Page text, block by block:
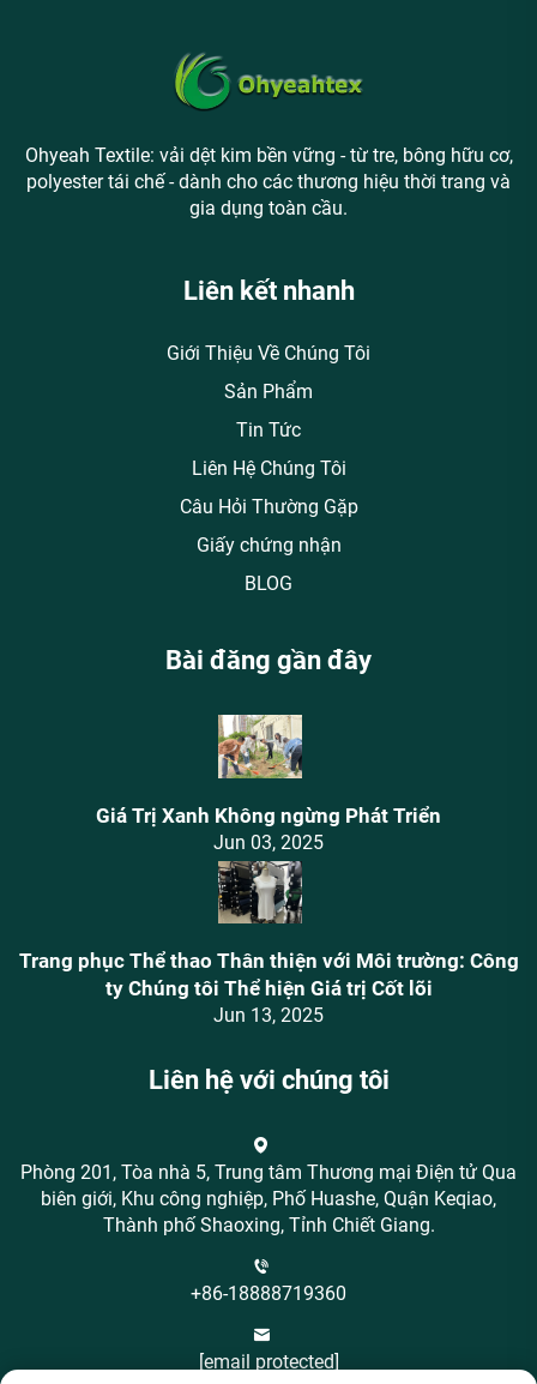
Ohyeah Textile: vải dệt kim bền vững - từ tre, bông hữu cơ,
polyester tái chế - dành cho các thương hiệu thời trang và
gia dụng toàn cầu.
Liên kết nhanh
Giới Thiệu Về Chúng Tôi
Sản Phẩm
Tin Tức
Liên Hệ Chúng Tôi
Câu Hỏi Thường Gặp
Giấy chứng nhận
BLOG
Bài đăng gần đây
Giá Trị Xanh Không ngừng Phát Triển
Jun 03, 2025
Trang phục Thể thao Thân thiện với Môi trường: Công
ty Chúng tôi Thể hiện Giá trị Cốt lõi
Jun 13, 2025
Liên hệ với chúng tôi
Phòng 201, Tòa nhà 5, Trung tâm Thương mại Điện tử Qua
biên giới, Khu công nghiệp, Phố Huashe, Quận Keqiao,
Thành phố Shaoxing, Tỉnh Chiết Giang.
+86-18888719360
[email protected]